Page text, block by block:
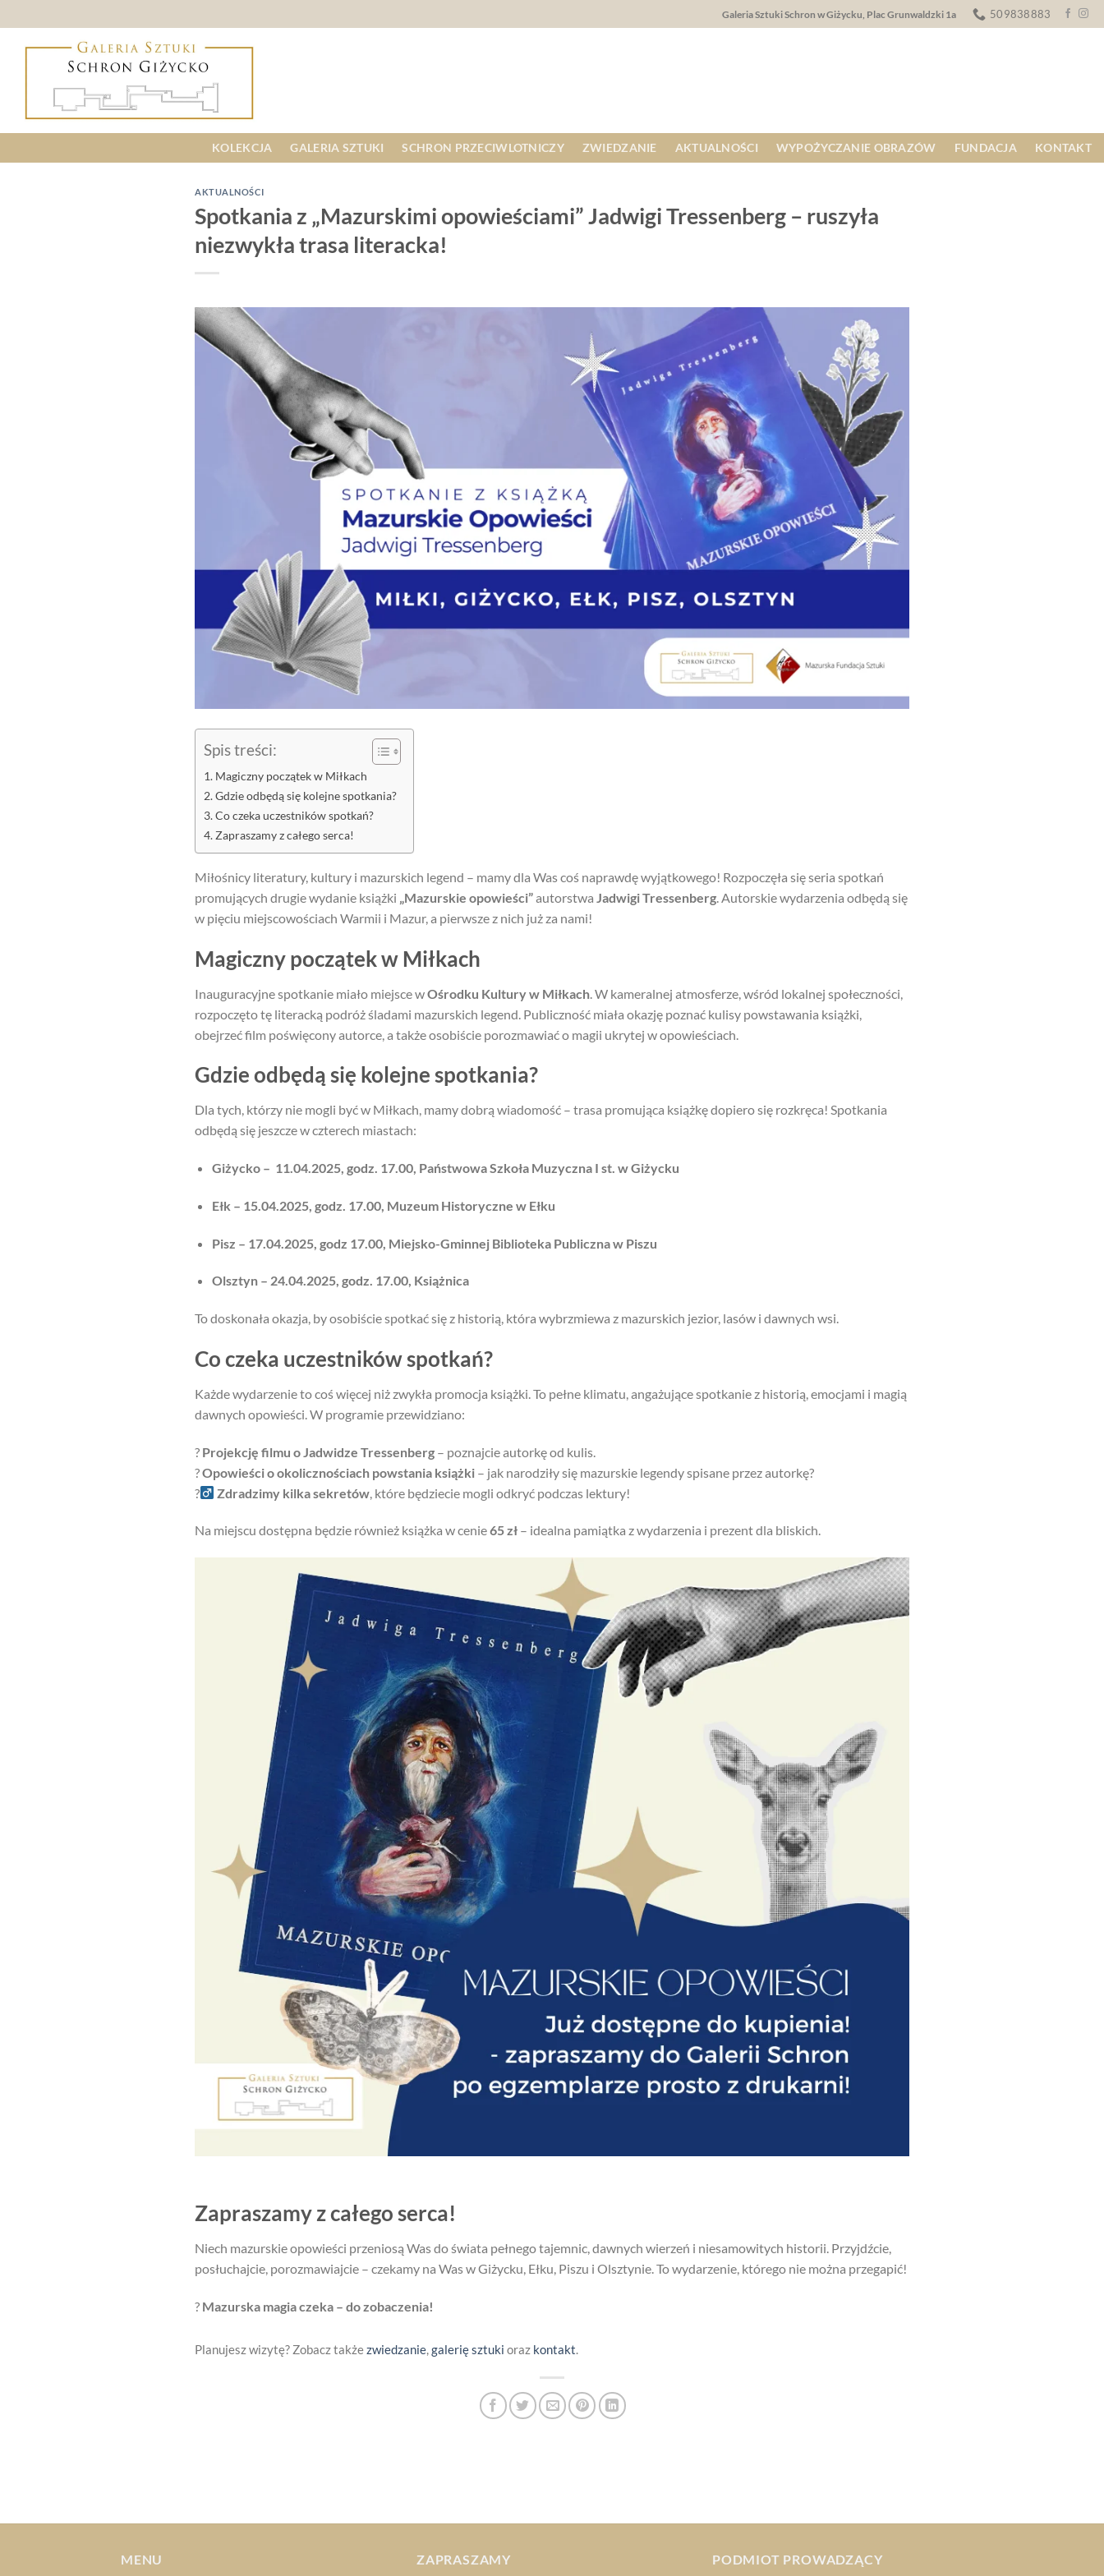
to
content
Galeria Sztuki Schron w Giżycku, Plac Grunwaldzki 1a 509838883
KOLEKCJA GALERIA SZTUKI SCHRON PRZECIWLOTNICZY ZWIEDZANIE AKTUALNOŚCI WYPOŻYCZANIE OBRAZÓW FUNDACJA KONTAKT
AKTUALNOŚCI
Spotkania z „Mazurskimi opowieściami” Jadwigi Tressenberg – ruszyła
niezwykła trasa literacka!
Spis treści:
Magiczny początek w Miłkach
Gdzie odbędą się kolejne spotkania?
Co czeka uczestników spotkań?
Zapraszamy z całego serca!
Miłośnicy literatury, kultury i mazurskich legend – mamy dla Was coś naprawdę wyjątkowego! Rozpoczęła się seria spotkań
promujących drugie wydanie książki „Mazurskie opowieści”autorstwa Jadwigi Tressenberg. Autorskie wydarzenia odbędą się
w pięciu miejscowościach Warmii i Mazur, a pierwsze z nich już za nami!
Magiczny początek w Miłkach
Inauguracyjne spotkanie miało miejsce wOśrodku Kultury w Miłkach . W kameralnej atmosferze, wśród lokalnej społeczności,
rozpoczęto tę literacką podróż śladami mazurskich legend. Publiczność miała okazję poznać kulisy powstawania książki,
obejrzeć film poświęcony autorce, a także osobiście porozmawiać o magii ukrytej w opowieściach.
Gdzie odbędą się kolejne spotkania?
Dla tych, którzy nie mogli być w Miłkach, mamy dobrą wiadomość – trasa promująca książkę dopiero się rozkręca! Spotkania
odbędą się jeszcze w czterech miastach:
Giżycko – 11.04.2025, godz. 17.00, Państwowa Szkoła Muzyczna I st. w Giżycku
Ełk – 15.04.2025, godz. 17.00, Muzeum Historyczne w Ełku
Pisz – 17.04.2025, godz 17.00, Miejsko-Gminnej Biblioteka Publiczna w Piszu
Olsztyn – 24.04.2025, godz. 17.00, Książnica
To doskonała okazja, by osobiście spotkać się z historią, która wybrzmiewa z mazurskich jezior, lasów i dawnych wsi.
Co czeka uczestników spotkań?
Każde wydarzenie to coś więcej niż zwykła promocja książki. To pełne klimatu, angażujące spotkanie z historią, emocjami i magią
dawnych opowieści. W programie przewidziano:
? Projekcję filmu o Jadwidze Tressenberg – poznajcie autorkę od kulis.
?Opowieści o okolicznościach powstania książki – jak narodziły się mazurskie legendy spisane przez autorkę?
?
Zdradzimy kilka sekretów , które będziecie mogli odkryć podczas lektury!
Na miejscu dostępna będzie również książka w cenie65 zł – idealna pamiątka z wydarzenia i prezent dla bliskich.
Zapraszamy z całego serca!
Niech mazurskie opowieści przeniosą Was do świata pełnego tajemnic, dawnych wierzeń i niesamowitych historii. Przyjdźcie,
posłuchajcie, porozmawiajcie – czekamy na Was w Giżycku, Ełku, Piszu i Olsztynie. To wydarzenie, którego nie można przegapić!
? Mazurska magia czeka – do zobaczenia!
Planujesz wizytę? Zobacz takżezwiedzanie,galerię sztuki oraz kontakt.
MENU ZAPRASZAMY PODMIOT PROWADZĄCY